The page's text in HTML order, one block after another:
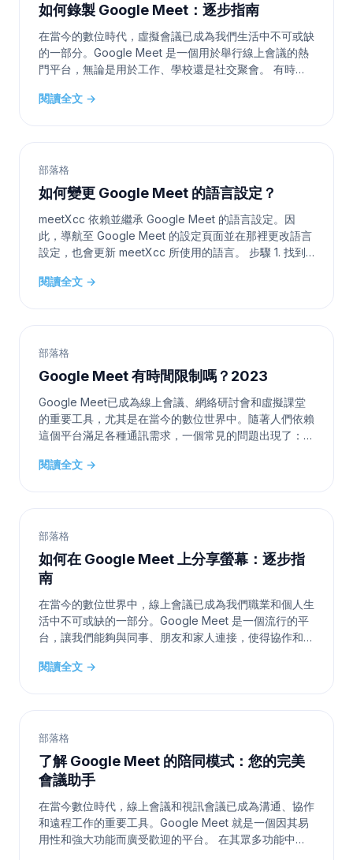
如何錄製 Google Meet：逐步指南
在當今的數位時代，虛擬會議已成為我們生活中不可或缺
的一部分。Google Meet 是一個用於舉行線上會議的熱
門平台，無論是用於工作、學校還是社交聚會。 有時，
運的是，Google Meet 允許您錄製會議。在這份全面的
閱讀全文 →
部落格
如何變更 Google Meet 的語言設定？
meetXcc 依賴並繼承 Google Meet 的語言設定。因
此，導航至 Google Meet 的設定頁面並在那裡更改語言
設定，也會更新 meetXcc 所使用的語言。 步驟 1. 找到
成的混淆我們深感抱歉。由於 meetXcc 沒有自己獨立的
閱讀全文 →
部落格
Google Meet 有時間限制嗎？2023
Google Meet已成為線上會議、網絡研討會和虛擬課堂
的重要工具，尤其是在當今的數位世界中。隨著人們依賴
這個平台滿足各種通訊需求，一個常見的問題出現了：
探討這個問題，為您提供對Google Meet時間限制的清
閱讀全文 →
部落格
如何在 Google Meet 上分享螢幕：逐步指
南
在當今的數位世界中，線上會議已成為我們職業和個人生
活中不可或缺的一部分。Google Meet 是一個流行的平
台，讓我們能夠與同事、朋友和家人連接，使得協作和保
能力，這對於演示、示範和協作工作來說非常有用。在本
閱讀全文 →
部落格
了解 Google Meet 的陪同模式：您的完美
會議助手
在當今數位時代，線上會議和視訊會議已成為溝通、協作
和遠程工作的重要工具。Google Meet 就是一個因其易
用性和強大功能而廣受歡迎的平台。 在其眾多功能中，